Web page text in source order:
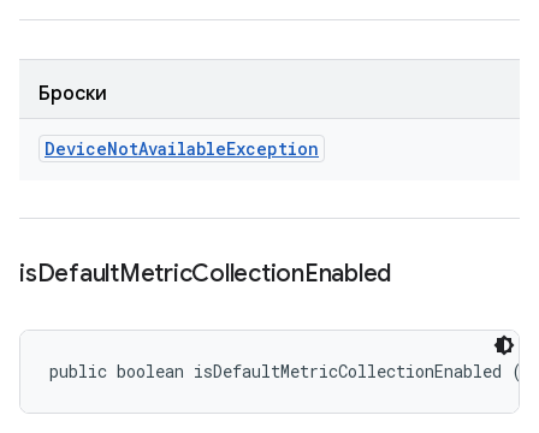
Броски
DeviceNotAvailableException
isDefaultMetricCollectionEnabled
public boolean isDefaultMetricCollectionEnabled ()